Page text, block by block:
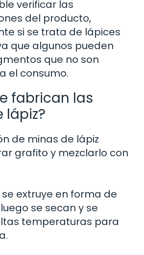
verificar las
del producto,
si se trata de lápices
que algunos pueden
que no son
el consumo.
fabrican las
lápiz?
de minas de lápiz
grafito y mezclarlo con
extruye en forma de
se secan y se
temperaturas para